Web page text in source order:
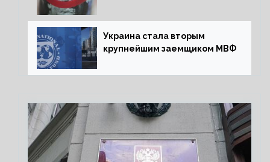
Украина стала вторым
крупнейшим заемщиком МВФ